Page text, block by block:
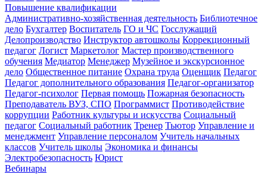
Повышение квалификации
Административно-хозяйственная деятельность Библиотечное
дело Бухгалтер Воспитатель ГО и ЧС Госслужащий
Делопроизводство Инструктор автошколы Коррекционный
педагог Логист Маркетолог Мастер производственного
обучения Медиатор Менеджер Музейное и экскурсионное
дело Общественное питание Охрана труда Оценщик Педагог
Педагог дополнительного образования Педагог-организатор
Педагог-психолог Первая помощь Пожарная безопасность
Преподаватель ВУЗ, СПО Программист Противодействие
коррупции Работник культуры и искусства Социальный
педагог Социальный работник Тренер Тьютор Управление и
менеджмент Управление персоналом Учитель начальных
классов Учитель школы Экономика и финансы
Электробезопасность Юрист
Вебинары